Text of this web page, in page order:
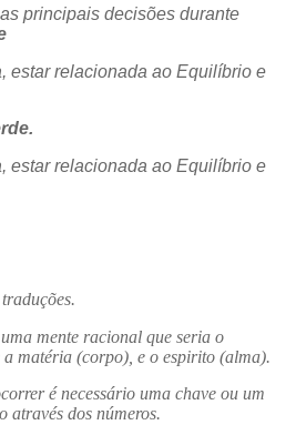
principais decisões durante
estar relacionada ao Equilíbrio e
estar relacionada ao Equilíbrio e
mente racional que seria o
a matéria (corpo), e o espirito (alma).
é necessário uma chave ou um
através dos números.